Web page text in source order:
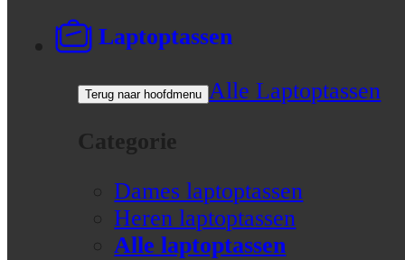
Laptoptassen
Terug naar hoofdmenu Alle Laptoptassen
Categorie
Dames laptoptassen
Heren laptoptassen
Alle laptoptassen